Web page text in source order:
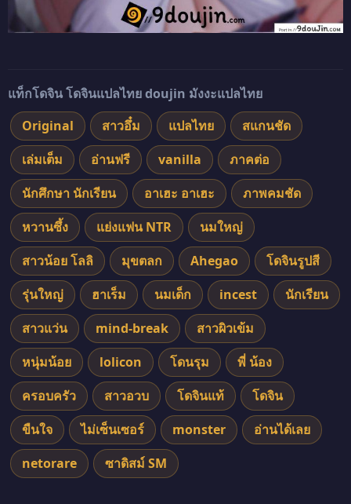
แท็กโดจิน โดจินแปลไทย doujin มังงะแปลไทย
Original
สาวอึ๋ม แปลไทย
สแกนชัด
เล่มเต็ม
อ่านฟรี vanilla
ภาคต่อ
นักศึกษา นักเรียน
อาเฮะ อาเฮะ
ภาพคมชัด
หวานซึ้ง
แย่งแฟน NTR
นมใหญ่
สาวน้อย โลลิ
มุขตลก Ahegao
โดจินรูปสี
รุ่นใหญ่
ฮาเร็ม นมเด็ก incest
นักเรียน
สาวแว่น
mind-break
สาวผิวเข้ม
หนุ่มน้อย
lolicon โดนรุม
พี่ น้อง
ครอบครัว
สาวอวบ โดจินแท้
โดจิน
ขืนใจ
ไม่เซ็นเซอร์ monster
อ่านได้เลย
netorare
ซาดิสม์ SM